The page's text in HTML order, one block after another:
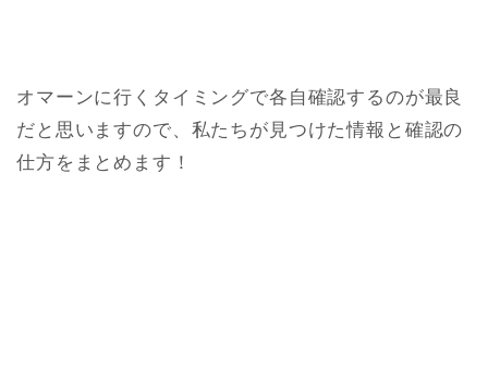
オマーンに行くタイミングで各自確認するのが最良
だと思いますので、私たちが見つけた情報と確認の
仕方をまとめます！